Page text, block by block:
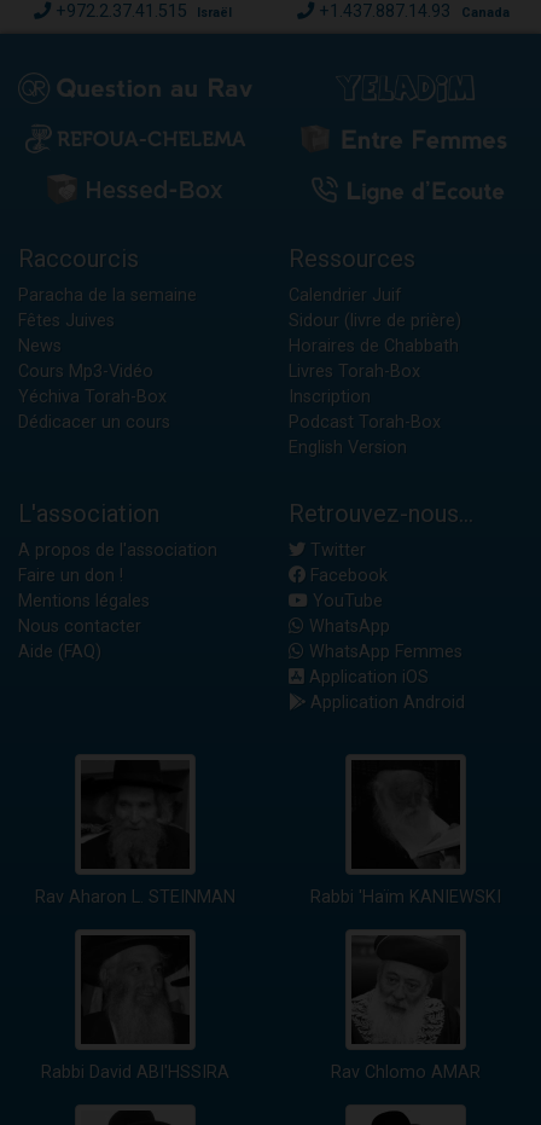
+972.2.37.41.515 Israël +1.437.887.14.93 Canada
Raccourcis
Paracha de la semaine
Fêtes Juives
News
Cours Mp3-Vidéo
Yéchiva Torah-Box
Dédicacer un cours
Ressources
Calendrier Juif
Sidour (livre de prière)
Horaires de Chabbath
Livres Torah-Box
Inscription
Podcast Torah-Box
English Version
L'association
A propos de l'association
Faire un don !
Mentions légales
Nous contacter
Aide (FAQ)
Retrouvez-nous...
Twitter
Facebook
YouTube
WhatsApp
WhatsApp Femmes
Application iOS
Application Android
Rav Aharon L. STEINMAN Rabbi 'Haïm KANIEWSKI
Rabbi David ABI'HSSIRA Rav Chlomo AMAR